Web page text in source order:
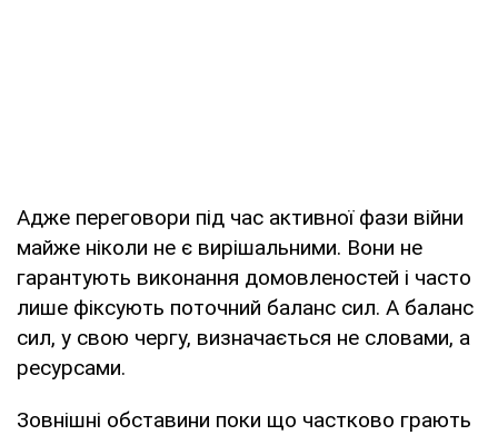
Адже переговори під час активної фази війни
майже ніколи не є вирішальними. Вони не
гарантують виконання домовленостей і часто
лише фіксують поточний баланс сил. А баланс
сил, у свою чергу, визначається не словами, а
ресурсами.
Зовнішні обставини поки що частково грають